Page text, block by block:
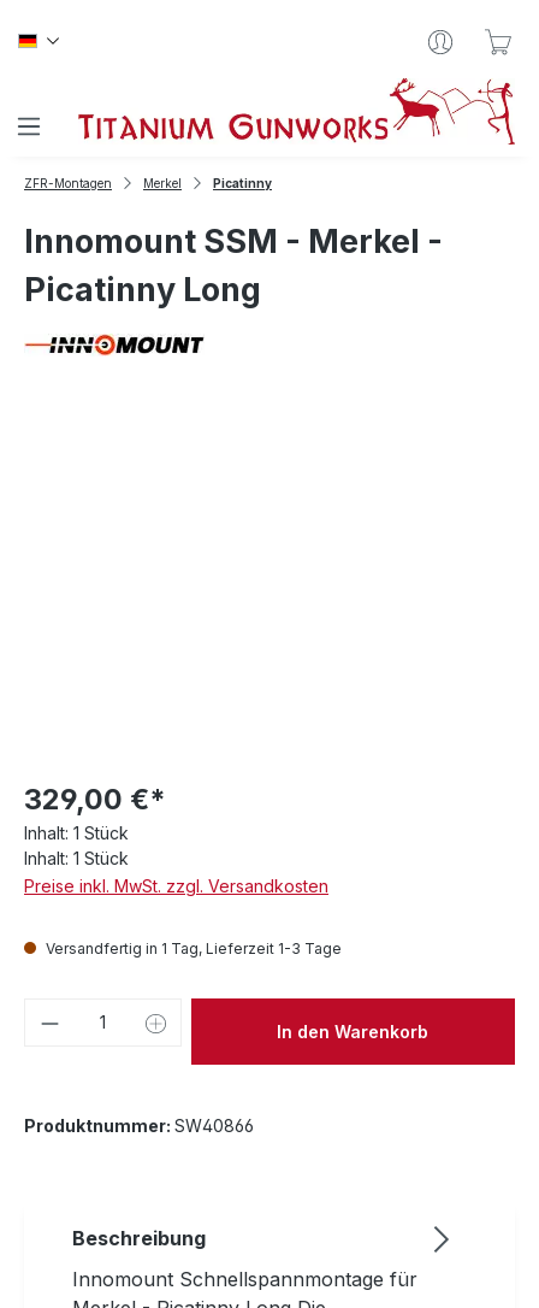
ZFR-Montagen Merkel Picatinny
Innomount SSM - Merkel -
Picatinny Long
329,00 €*
Inhalt: 1 Stück
Inhalt: 1 Stück
Preise inkl. MwSt. zzgl. Versandkosten
Versandfertig in 1 Tag, Lieferzeit 1-3 Tage
Produkt Anzahl: Gib denIn den Warenkorb
Produktnummer: SW40866
Beschreibung
Innomount Schnellspannmontage für